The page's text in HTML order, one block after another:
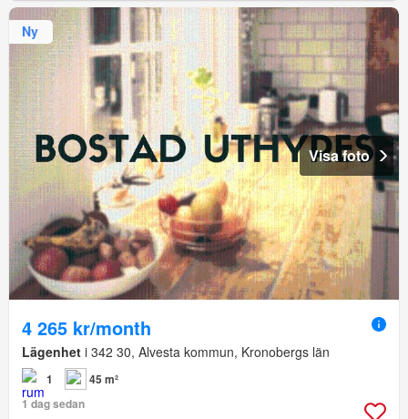
Ny
Visa foto
4 265 kr/month
Lägenhet i 342 30, Alvesta kommun, Kronobergs län
1
45 m²
1 dag sedan